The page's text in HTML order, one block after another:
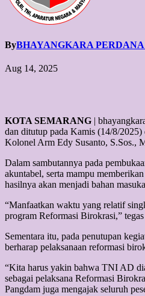
ByBHAYANGKARA PERDANA
Aug 14, 2025
KOTA SEMARANG |
dan ditutup pada Kamis (14/8/
Kolonel Arm Edy Susanto, S.Sos.,
Dalam sambutannya pada
akuntabel, serta mampu
hasilnya akan menjadi bahan
“Manfaatkan waktu yang relatif
program Reformasi Birokrasi,”
Sementara itu, pada penutupan
berharap pelaksanaan reformasi
“Kita harus yakin bahwa TNI AD
sebagai pelaksana Reformasi
Pangdam juga mengajak seluruh